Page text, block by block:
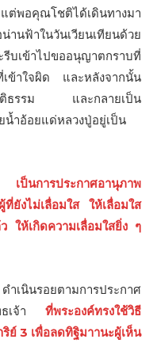
พอคุณโชติได้เดินทางมา
นฟ้าในวันเวียนเทียนด้วย
รีบเข้าไปขออนุญาตกราบที่
ข้าใจผิด และหลังจากนั้น
บัติธรรม และกลายเป็น
าอ้อยแด่หลวงปู่อยู่เป็น
เป็นการประกาศอานุภาพ
ยังไม่เลื่อมใส ให้เลื่อมใส
ให้เกิดความเลื่อมใสยิ่ง ๆ
เนินรอยตามการประกาศ
ธเจ้า ที่พระองค์ทรงใช้วิธี
ย์ 3 เพื่อลดทิฐิมาานะผู้เห็น